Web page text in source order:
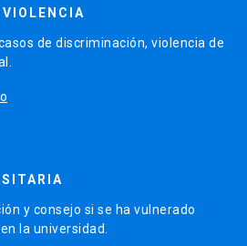
de discriminación, violencia de
y consejo si se ha vulnerado
la universidad.